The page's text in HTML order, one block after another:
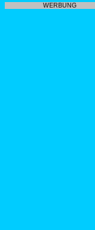
WERBUNG